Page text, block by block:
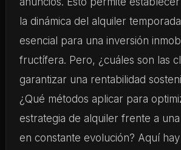
la dinámica del alquiler
esencial para una inversión
fructífera. Pero, ¿cuáles son las
garantizar una rentabilidad
¿Qué métodos aplicar para
estrategia de alquiler frente a
en constante evolución? Aquí